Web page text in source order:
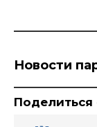
Новости
Поделиться